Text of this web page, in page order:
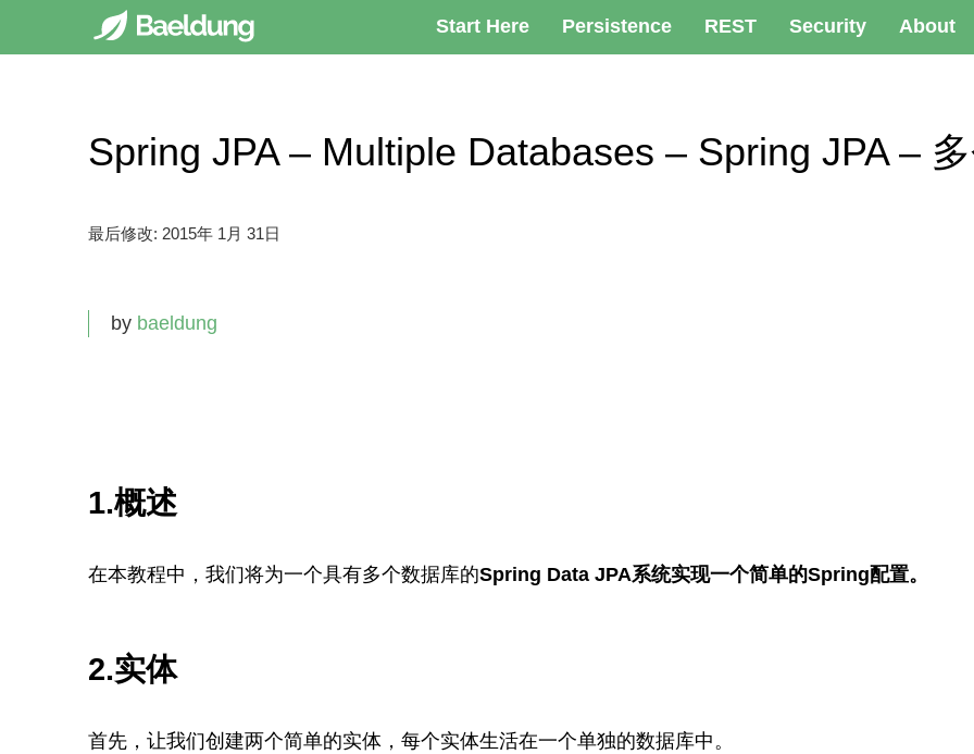
Start Here Persistence REST Security About
Spring JPA – Multiple Databases – Spring JPA –
最后修改: 2015年 1月 31日
by baeldung
1.概述
在本教程中，我们将为一个具有多个数据库的Spring Data JPA系统实现一个简单的Spring配置。
2.实体
首先，让我们创建两个简单的实体，每个实体生活在一个单独的数据库中。